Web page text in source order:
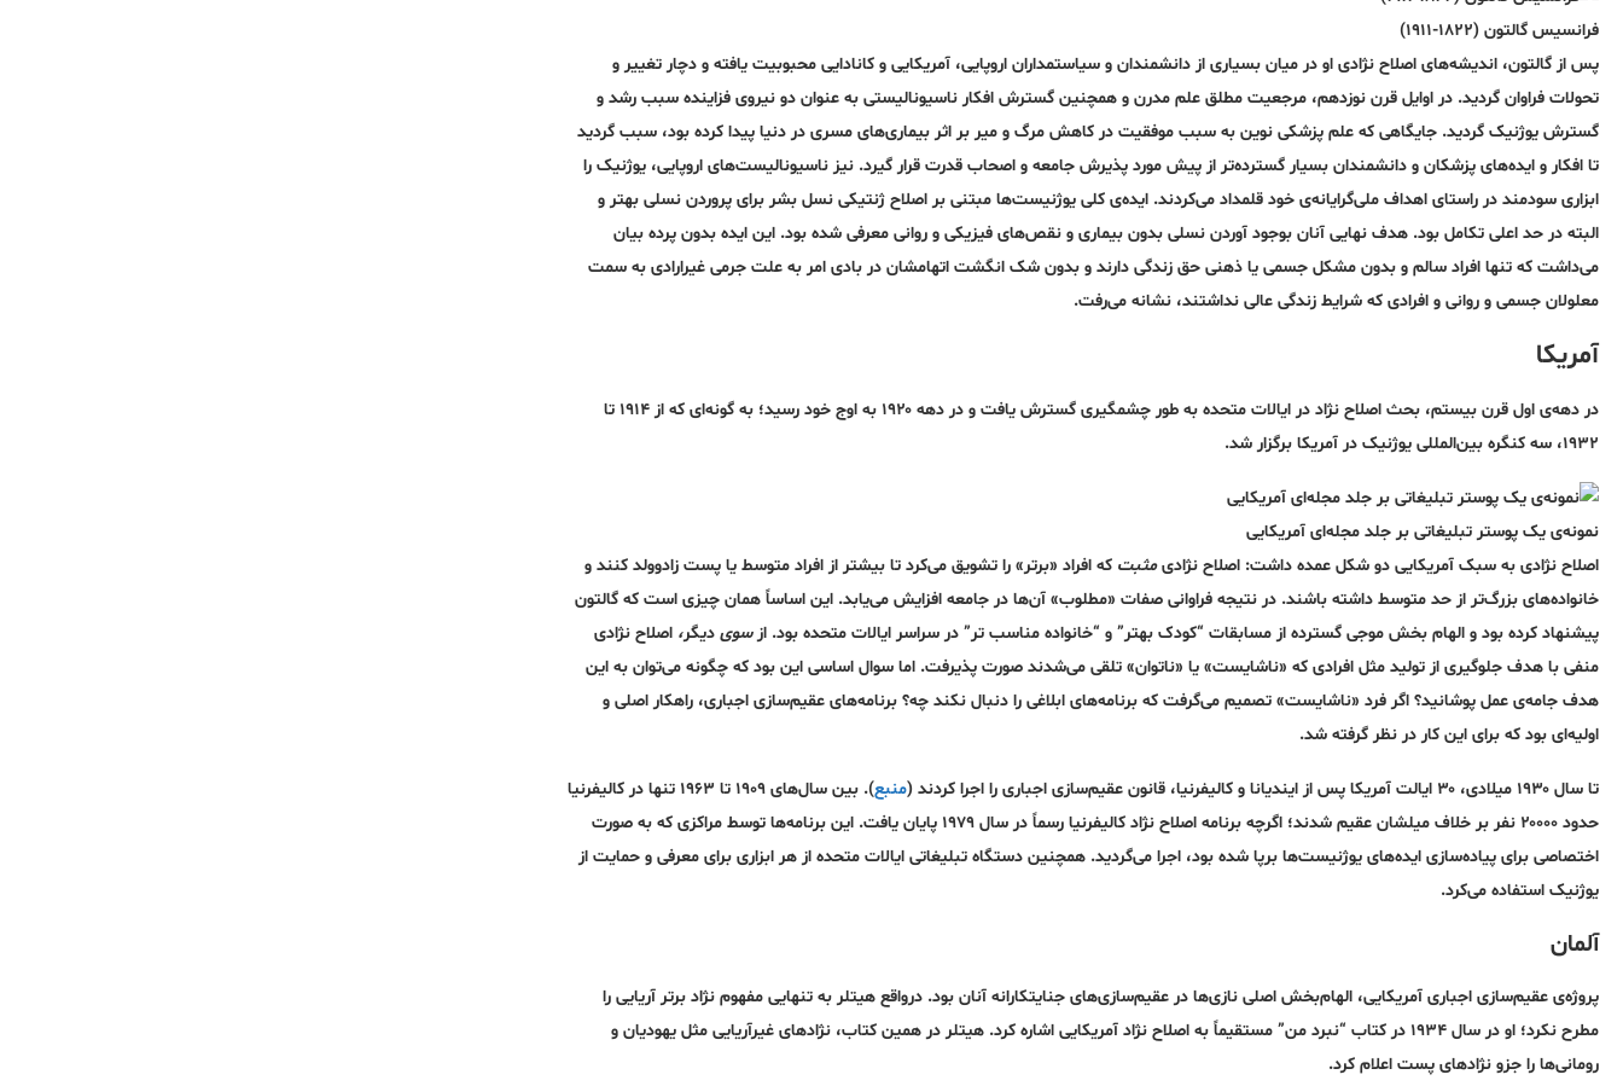
فرانسیس گالتون (۱۸۲۲-۱۹۱۱)
پس از گالتون، اندیشه‌های اصلاح نژادی او در میان بسیاری از دانشمندان و سیاستمداران اروپایی، آمریکایی و کانادایی محبوبیت یافته و دچار تغییر و
تحولات فراوان گردید. در اوایل قرن نوزدهم، مرجعیت مطلق علم مدرن و همچنین گسترش افکار ناسیونالیستی به عنوان دو نیروی فزاینده سبب رشد و
گسترش یوژنیک گردید. جایگاهی که علم پزشکی نوین به سبب موفقیت در کاهش مرگ و میر بر اثر بیماری‌های مسری در دنیا پیدا کرده بود، سبب گردید
تا افکار و ایده‌های پزشکان و دانشمندان بسیار گسترده‌تر از پیش مورد پذیرش جامعه و اصحاب قدرت قرار گیرد. نیز ناسیونالیست‌های اروپایی، یوژنیک را
ابزاری سودمند در راستای اهداف ملی‌گرایانه‌ی خود قلمداد می‌کردند. ایده‌ی کلی یوژنیست‌ها مبتنی بر اصلاح ژنتیکی نسل بشر برای پروردن نسلی بهتر و
البته در حد اعلی تکامل بود. هدف نهایی آنان بوجود آوردن نسلی بدون بیماری و نقص‌های فیزیکی و روانی معرفی شده بود. این ایده بدون پرده بیان
می‌داشت که تنها افراد سالم و بدون مشکل جسمی یا ذهنی حق زندگی دارند و بدون شک انگشت اتهامشان در بادی امر به علت جرمی غیرارادی به سمت
معلولان جسمی و روانی و افرادی که شرایط زندگی عالی نداشتند، نشانه می‌رفت.
آمریکا
در دهه‌ی اول قرن بیستم، بحث اصلاح نژاد در ایالات متحده به طور چشمگیری گسترش یافت و در دهه ۱۹۲۰ به اوج خود رسید؛ به گونه‌ای که از ۱۹۱۴ تا
۱۹۳۲، سه کنگره بین‌المللی یوژنیک در آمریکا برگزار شد.
نمونه‌ی یک پوستر تبلیغاتی بر جلد مجله‌ای آمریکایی
اصلاح نژادی به سبک آمریکایی دو شکل عمده داشت: اصلاح نژادیمثبت که افراد «برتر» را تشویق می‌کرد تا بیشتر از افراد متوسط یا پست زادوولد کنند و
خانواده‌های بزرگ‌تر از حد متوسط ​​داشته باشند. در نتیجه فراوانی صفات «مطلوب» آن‌ها در جامعه افزایش می‌یابد. این اساساً همان چیزی است که گالتون
پیشنهاد کرده بود و الهام بخش موجی گسترده از مسابقات “کودک بهتر” و “خانواده مناسب تر” در سراسر ایالات متحده بود. ازسوی دیگر، اصلاح نژادی
منفی با هدف جلوگیری از تولید مثل افرادی که «ناشایست» یا «ناتوان» تلقی می‌شدند صورت پذیرفت. اما سوال اساسی این بود که چگونه می‌توان به این
هدف جامه‌ی عمل پوشانید؟ اگر فرد «ناشایست» تصمیم می‌گرفت که برنامه‌های ابلاغی را دنبال نکند چه؟ برنامه‌های عقیم‌سازی اجباری، راهکار اصلی و
اولیه‌ای بود که برای این کار در نظر گرفته شد.
تا سال ۱۹۳۰ میلادی، ۳۰ ایالت آمریکا‌ پس از ایندیانا و کالیفرنیا، قانون عقیم‌سازی اجباری را اجرا کردند ( منبع
). بین سال‌های ۱۹۰۹ تا ۱۹۶۳ تنها در کالیفرنیا
حدود ۲۰۰۰۰ نفر بر خلاف میلشان عقیم شدند؛ اگرچه برنامه اصلاح نژاد کالیفرنیا رسماً در سال ۱۹۷۹ پایان یافت. این برنامه‌ها توسط مراکزی که به صورت
اختصاصی برای پیاده‌سازی ایده‌های یوژنیست‌ها برپا شده بود، اجرا می‌گردید. همچنین دستگاه تبلیغاتی ایالات متحده از هر ابزاری برای معرفی و حمایت از
یوژنیک استفاده می‌کرد.
آلمان
پروژه‌ی عقیم‌سازی اجباری آمریکایی، الهام‌بخش اصلی نازی‌ها در عقیم‌سازی‌های جنایتکارانه آنان بود. درواقع هیتلر به تنهایی مفهوم نژاد برتر آریایی را
مطرح نکرد؛ او در سال ۱۹۳۴ در کتاب “نبرد من” مستقیماً به اصلاح نژاد آمریکایی اشاره کرد. هیتلر در همین کتاب، نژادهای غیرآریایی مثل یهودیان و
رومانی‌ها را جزو نژادهای پست‌ اعلام کرد.